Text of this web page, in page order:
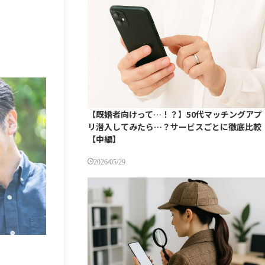
【既婚者向けって…！？】50代マッチングアプ
リ潜入してみたら…？サービスごとに徹底比較
【中編】
2026/05/29